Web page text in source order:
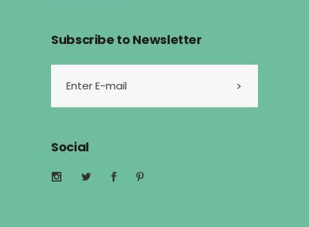
Subscribe to Newsletter
Social